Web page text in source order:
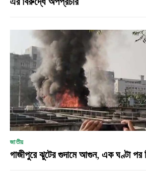
জাতীয়
গাজীপুরে ঝুটের গুদামে আগুন, এক ঘণ্টা পর